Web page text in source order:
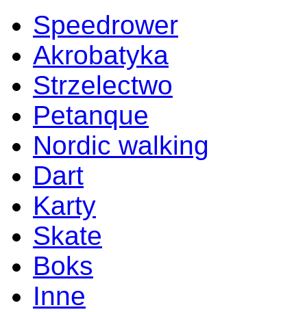
Speedrower
Akrobatyka
Strzelectwo
Petanque
Nordic walking
Dart
Karty
Skate
Boks
Inne